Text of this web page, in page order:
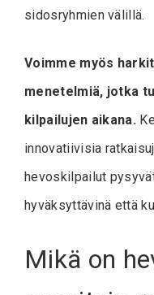
sidosryhmien välillä.
Voimme myös
menetelmiä, jotka
kilpailujen aikana.
innovatiivisia
hevoskilpailut
hyväksyttävinä että
Mikä on